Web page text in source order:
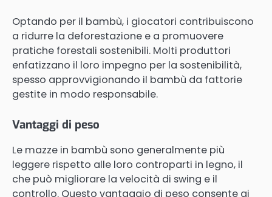
Optando per il bambù, i giocatori contribuiscono
a ridurre la deforestazione e a promuovere
pratiche forestali sostenibili. Molti produttori
enfatizzano il loro impegno per la sostenibilità,
spesso approvvigionando il bambù da fattorie
gestite in modo responsabile.
Vantaggi di peso
Le mazze in bambù sono generalmente più
leggere rispetto alle loro controparti in legno, il
che può migliorare la velocità di swing e il
controllo. Questo vantaggio di peso consente ai